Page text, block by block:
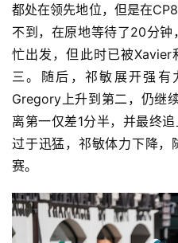
都处在领先地位，但是在
不到，在原地等待了20分
忙出发，但此时已被
三。随后，祁敏展开强
Gregory上升到第二，仍继
离第一仅差1分半，并最终
过于迅猛，祁敏体力下降，
赛。